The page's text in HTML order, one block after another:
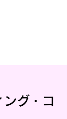
グ・コ